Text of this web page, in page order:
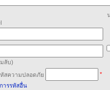
ลับ)
*
ารรหัสอื่น